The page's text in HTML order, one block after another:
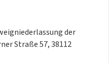
Türen
der
Straße 57, 38112